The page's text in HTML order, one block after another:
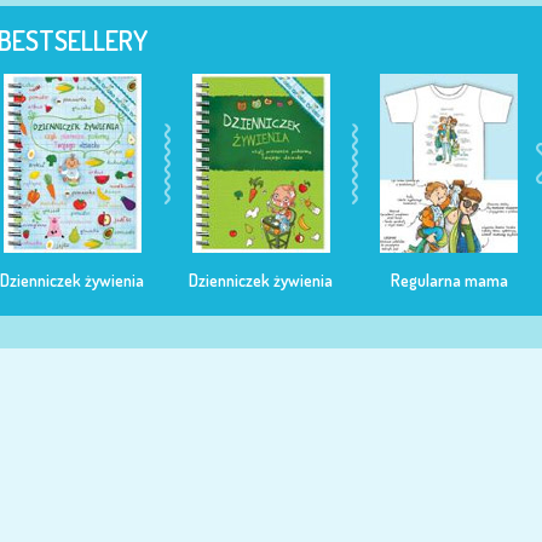
BESTSELLERY
Dzienniczek żywienia Dzienniczek żywienia Regularna mama